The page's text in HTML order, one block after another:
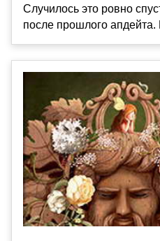
Случилось это ровно
после прошлого апдейта.